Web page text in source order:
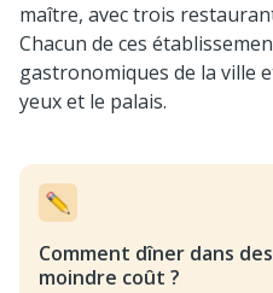
maître, avec trois
Chacun de ces
gastronomiques de la ville
yeux et le palais.
Comment dîner dans
moindre coût ?